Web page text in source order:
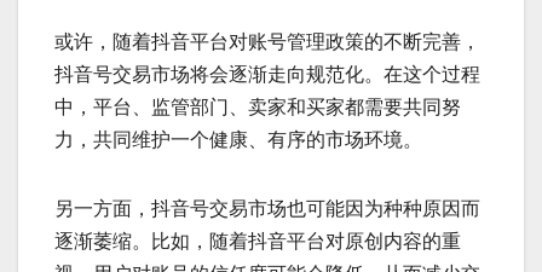
或许，随着抖音平台对账号管理政策的不断完善，
抖音号交易市场将会逐渐走向规范化。在这个过程
中，平台、监管部门、卖家和买家都需要共同努
力，共同维护一个健康、有序的市场环境。
另一方面，抖音号交易市场也可能因为种种原因而
逐渐萎缩。比如，随着抖音平台对原创内容的重